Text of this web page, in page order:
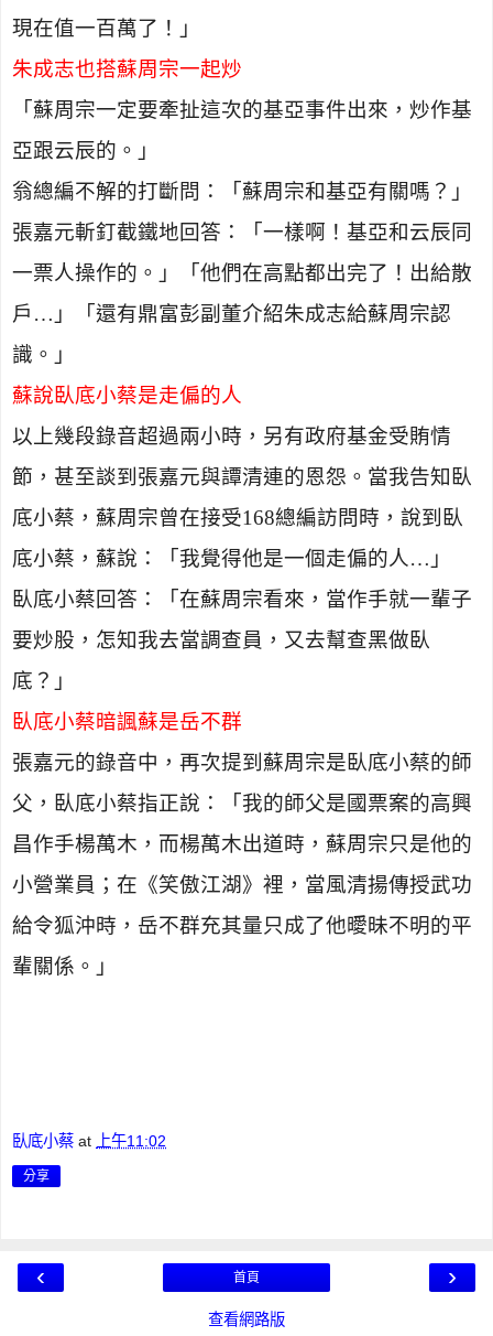
現在值一百萬了！」
朱成志也搭蘇周宗一起炒
「蘇周宗一定要牽扯這次的基亞事件出來，炒作基
亞跟云辰的。」
翁總編不解的打斷問：「蘇周宗和基亞有關嗎？」
張嘉元斬釘截鐵地回答：「一樣啊！基亞和云辰同
一票人操作的。」「他們在高點都出完了！出給散
戶…」「還有鼎富彭副董介紹朱成志給蘇周宗認
識。」
蘇說臥底小蔡是走偏的人
以上幾段錄音超過兩小時，另有政府基金受賄情
節，甚至談到張嘉元與譚清連的恩怨。當我告知臥
底小蔡，蘇周宗曾在接受168總編訪問時，說到臥
底小蔡，蘇說：「我覺得他是一個走偏的人…」
臥底小蔡回答：「在蘇周宗看來，當作手就一輩子
要炒股，怎知我去當調查員，又去幫查黑做臥
底？」
臥底小蔡暗諷蘇是岳不群
張嘉元的錄音中，再次提到蘇周宗是臥底小蔡的師
父，臥底小蔡指正說：「我的師父是國票案的高興
昌作手楊萬木，而楊萬木出道時，蘇周宗只是他的
小營業員；在《笑傲江湖》裡，當風清揚傳授武功
給令狐沖時，岳不群充其量只成了他曖昧不明的平
輩關係。」
臥底小蔡 at 上午11:02
分享
‹ ›
首頁
查看網路版